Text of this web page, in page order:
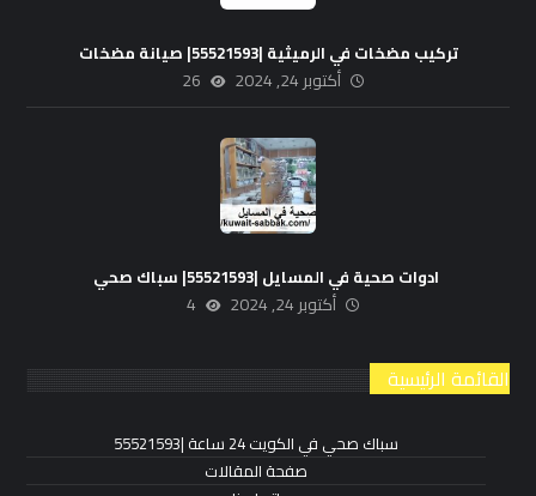
تركيب مضخات في الرميثية |55521593| صيانة مضخات
أكتوبر 24, 2024 26
ادوات صحية في المسايل |55521593| سباك صحي
أكتوبر 24, 2024 4
القائمة الرئيسية
سباك صحي في الكويت 24 ساعة |55521593
صفحة المقالات